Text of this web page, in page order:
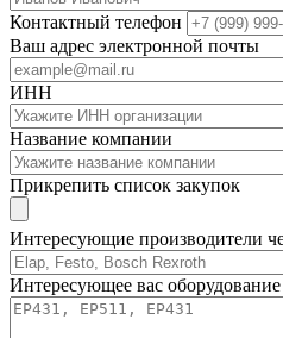
Контактный телефон
Ваш адрес электронной почты
ИНН
Название компании
Прикрепить список закупок
Интересующие производители
Интересующее вас оборудование